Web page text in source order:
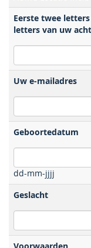
Eerste twee
letters van uw
Uw e-mailadres
Geboortedatum
dd-mm-jjjj
Geslacht